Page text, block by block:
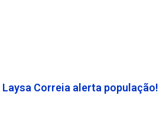
Correia alerta população!